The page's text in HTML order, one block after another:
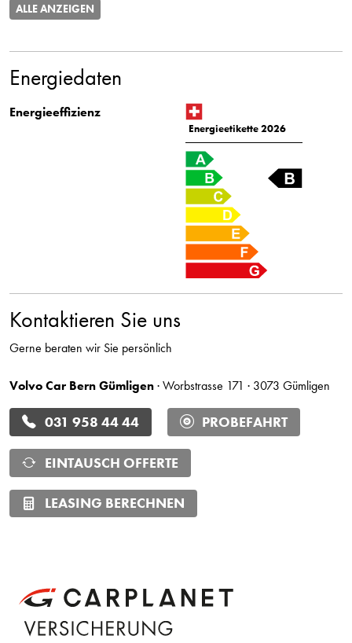
ALLE ANZEIGEN
Energiedaten
Energieeffizienz
Energieetikette 2026
Kontaktieren Sie uns
Gerne beraten wir Sie persönlich
Volvo Car Bern Gümligen· Worbstrasse 171 · 3073 Gümligen
031 958 44 44 PROBEFAHRT
EINTAUSCH OFFERTE
LEASING BERECHNEN